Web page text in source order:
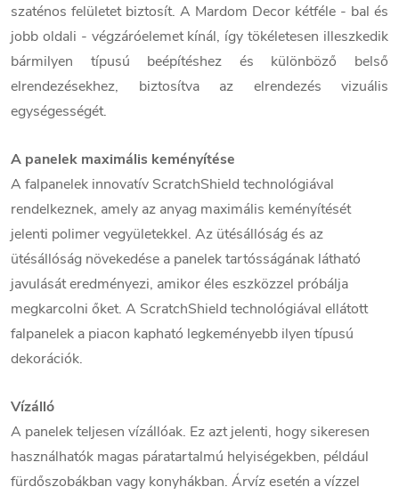
szaténos felületet biztosít. A Mardom Decor kétféle - bal és
jobb oldali - végzáróelemet kínál, így tökéletesen illeszkedik
bármilyen típusú beépítéshez és különböző belső
elrendezésekhez, biztosítva az elrendezés vizuális
egységességét.
A panelek maximális keményítése
A falpanelek innovatív ScratchShield technológiával
rendelkeznek, amely az anyag maximális keményítését
jelenti polimer vegyületekkel. Az ütésállóság és az
ütésállóság növekedése a panelek tartósságának látható
javulását eredményezi, amikor éles eszközzel próbálja
megkarcolni őket. A ScratchShield technológiával ellátott
falpanelek a piacon kapható legkeményebb ilyen típusú
dekorációk.
Vízálló
A panelek teljesen vízállóak. Ez azt jelenti, hogy sikeresen
használhatók magas páratartalmú helyiségekben, például
fürdőszobákban vagy konyhákban. Árvíz esetén a vízzel